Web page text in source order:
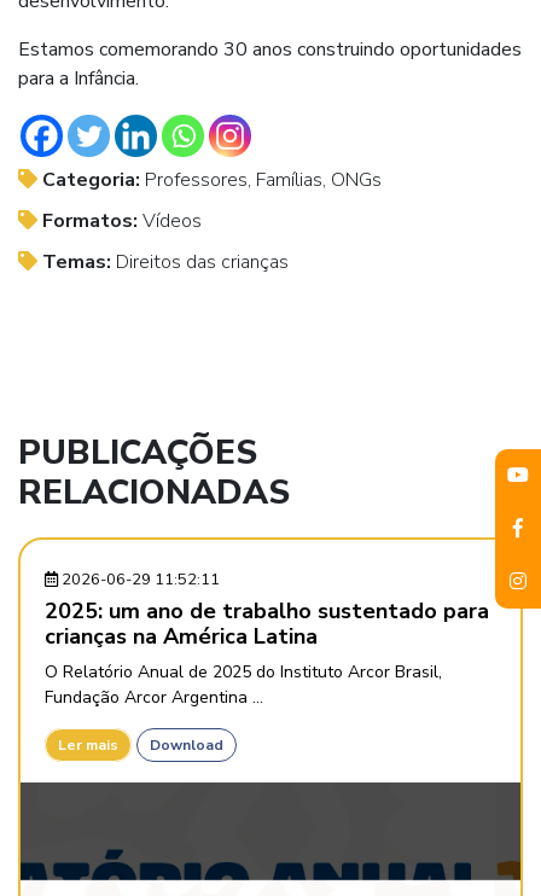
Estamos comemorando 30 anos construindo oportunidades
para a Infância.
Categoria: Professores, Famílias, ONGs
Formatos: Vídeos
Temas: Direitos das crianças
PUBLICAÇÕES
RELACIONADAS
2026-06-29 11:52:11
2025: um ano de trabalho sustentado para
crianças na América Latina
O Relatório Anual de 2025 do Instituto Arcor Brasil,
Fundação Arcor Argentina ...
Ler mais Download